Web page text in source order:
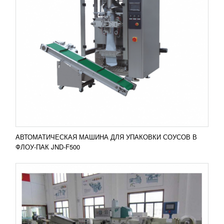
АВТОМАТИЧЕСКАЯ МАШИНА ДЛЯ УПАКОВКИ СОУСОВ В
ФЛОУ-ПАК JND-F500
АВТОМАТ ДЛЯ УПАКОВКИ ШОКОЛАДА
(КОНФЕТ) HTL-Z360
4 834 360RUB
Автомат идеально подходит для работы с
продуктами специальных размеров и форм,
использующих упаковку типа «конверт». Это
может быть прозрачная или...
Добавить в сравнение
ШКАФ ОКОНЧАТЕЛЬНОЙ РАССТОЙКИ LS-